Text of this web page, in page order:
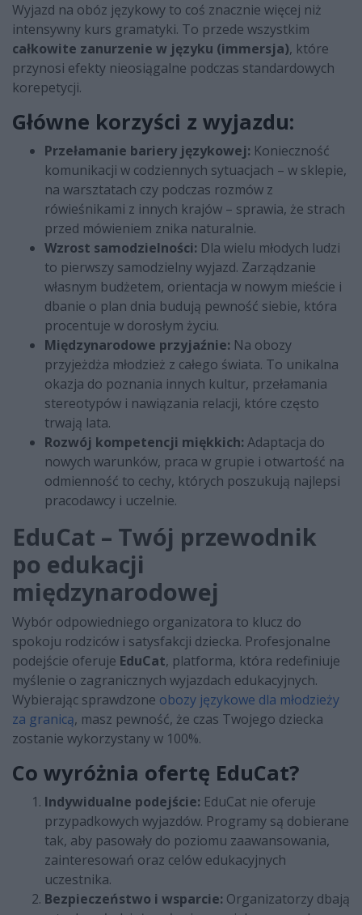
Wyjazd na obóz językowy to coś znacznie więcej niż
intensywny kurs gramatyki. To przede wszystkim
całkowite zanurzenie w języku (immersja), które
przynosi efekty nieosiągalne podczas standardowych
korepetycji.
Główne korzyści z wyjazdu:
Przełamanie bariery językowej: Konieczność
komunikacji w codziennych sytuacjach – w sklepie,
na warsztatach czy podczas rozmów z
rówieśnikami z innych krajów – sprawia, że strach
przed mówieniem znika naturalnie.
Wzrost samodzielności: Dla wielu młodych ludzi
to pierwszy samodzielny wyjazd. Zarządzanie
własnym budżetem, orientacja w nowym mieście i
dbanie o plan dnia budują pewność siebie, która
procentuje w dorosłym życiu.
Międzynarodowe przyjaźnie: Na obozy
przyjeżdża młodzież z całego świata. To unikalna
okazja do poznania innych kultur, przełamania
stereotypów i nawiązania relacji, które często
trwają lata.
Rozwój kompetencji miękkich: Adaptacja do
nowych warunków, praca w grupie i otwartość na
odmienność to cechy, których poszukują najlepsi
pracodawcy i uczelnie.
EduCat – Twój przewodnik
po edukacji
międzynarodowej
Wybór odpowiedniego organizatora to klucz do
spokoju rodziców i satysfakcji dziecka. Profesjonalne
podejście oferuje EduCat, platforma, która redefiniuje
myślenie o zagranicznych wyjazdach edukacyjnych.
Wybierając sprawdzone obozy językowe dla młodzieży
za granicą, masz pewność, że czas Twojego dziecka
zostanie wykorzystany w 100%.
Co wyróżnia ofertę EduCat?
Indywidualne podejście: EduCat nie oferuje
przypadkowych wyjazdów. Programy są dobierane
tak, aby pasowały do poziomu zaawansowania,
zainteresowań oraz celów edukacyjnych
uczestnika.
Bezpieczeństwo i wsparcie: Organizatorzy dbają